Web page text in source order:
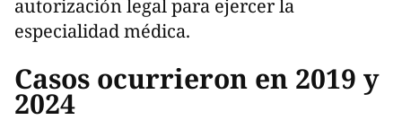
autorización legal para ejercer la
especialidad médica.
Casos ocurrieron en 2019 y
2024